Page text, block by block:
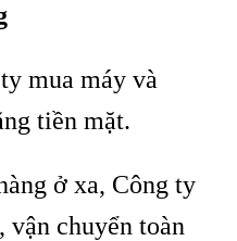
mua máy và
tiền mặt.
ở xa, Công ty
vận chuyển toàn